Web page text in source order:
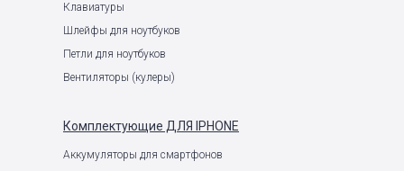
Клавиатуры
Шлейфы для ноутбуков
Петли для ноутбуков
Вентиляторы (кулеры)
Комплектующие ДЛЯ IPHONE
Аккумуляторы для смартфонов